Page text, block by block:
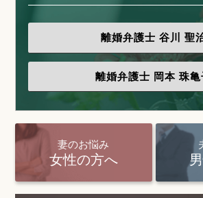
離婚弁護士 谷川 聖
離婚弁護士 岡本 珠
妻のお悩み
女性の方へ